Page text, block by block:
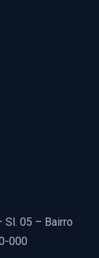
Sl. 05 – Bairro
000